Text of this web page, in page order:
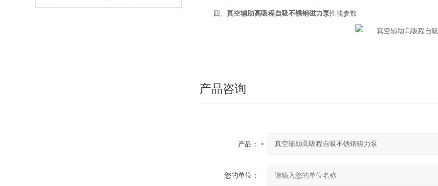
四、 真空辅助高吸程自吸不锈钢磁力泵性能参数
产品咨询
产品：
您的单位：